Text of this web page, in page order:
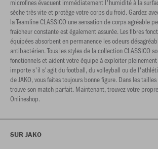
microfines évacuent immédiatement l'humidité à la
sèche très vite et protège votre corps du froid. Gardez
la Teamline CLASSICO une sensation de corps agréable
fraîcheur constante est également assurée. Les fibres
équipées absorbent en permanence les odeurs
antibactérien. Tous les styles de la collection CLASSICO
fonctionnels et aident votre équipe à exploiter
importe s'il s'agit du football, du volleyball ou de
de JAKO, vous faites toujours bonne figure. Dans les
trouve son match parfait. Maintenant, trouvez votre
Onlineshop.
SUR JAKO